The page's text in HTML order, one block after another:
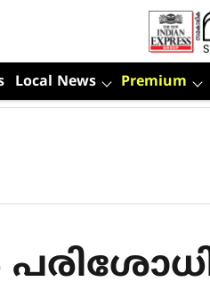
Local News Premium